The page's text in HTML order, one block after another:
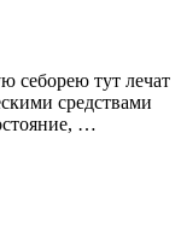
себорею тут лечат
средствами
…